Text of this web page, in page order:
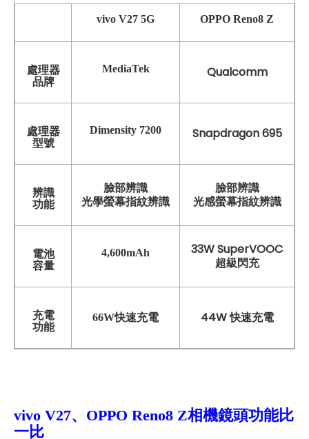
vivo V27 5G OPPO Reno8 Z
處理器
品牌
MediaTek Qualcomm
處理器
型號
Dimensity 7200 Snapdragon 695
辨識
功能
臉部辨識
光學螢幕指紋辨識
臉部辨識
光感螢幕指紋辨識
電池
容量
4,600mAh
33W SuperVOOC
超級閃充
充電
功能
66W快速充電 44W快速充電
vivo V27、OPPO Reno8 Z相機鏡頭功能比
一比